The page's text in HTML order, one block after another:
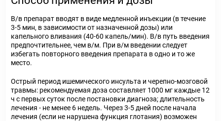
В/в препарат вводят в виде медленной инъекции (в течение
3-5 мин, в зависимости от назначенной дозы) или
капельного вливания (40-60 капель/мин). В/в путь введения
предпочтительнее, чем в/м. При в/м введении следует
избегать повторного введения препарата в одно и то же
место.
Острый период ишемического инсульта и черепно-мозговой
травмы: рекомендуемая доза составляет 1000 мг каждые 12
ч с первых суток после постановки диагноза; длительность
лечения - не менее 6 недель. Через 3-5 дней после начала
лечения (если не нарушена функция глотания) возможен